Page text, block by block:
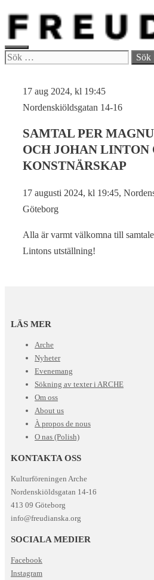
Hoppa
innehåll
MENY
Sök
17 aug 2024, kl 19:45
Nordenskiöldsgatan 14-16
SAMTAL PER
OCH JOHAN LINTON
KONSTNÄRSKAP
17 augusti 2024, kl 19:45,
Göteborg
Alla är varmt välkomna till
Lintons utställning!
LÄS MER
Arche
Nyheter
Evenemang
Sökning av texter i ARCHE
Om oss
About us
À propos de nous
O nas (Polish)
KONTAKTA OSS
Kulturföreningen Arche
Nordenskiöldsgatan 14-16
413 09 Göteborg
info@freudianska.org
SOCIALA MEDIER
Facebook
Instagram